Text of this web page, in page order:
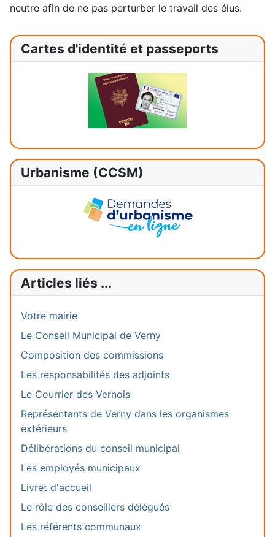
neutre afin de ne pas perturber le travail des élus.
Cartes d'identité et passeports
Urbanisme (CCSM)
Articles liés ...
Votre mairie
Le Conseil Municipal de Verny
Composition des commissions
Les responsabilités des adjoints
Le Courrier des Vernois
Représentants de Verny dans les organismes
extérieurs
Délibérations du conseil municipal
Les employés municipaux
Livret d'accueil
Le rôle des conseillers délégués
Les référents communaux